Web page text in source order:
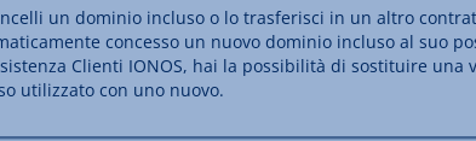
un dominio incluso o lo trasferisci in un altro
concesso un nuovo dominio incluso al suo
Clienti IONOS, hai la possibilità di sostituire una
utilizzato con uno nuovo.